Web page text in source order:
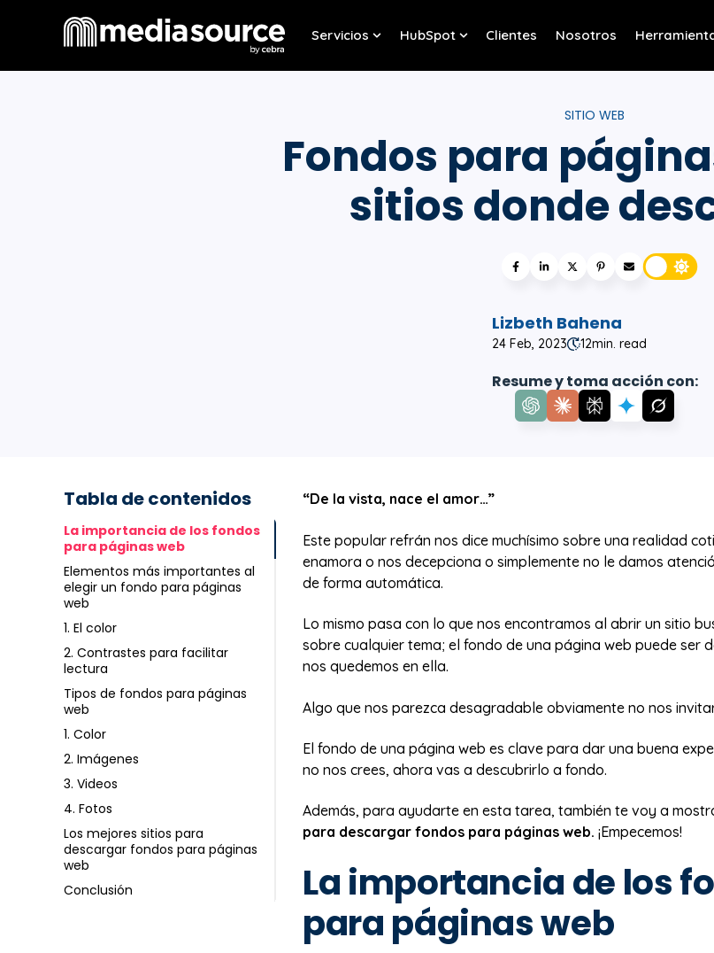
Servicios
Show submenu for Servicios
HubSpot
Show submenu for HubSpot
Clientes Nosotros
SITIO WEB
Fondos para
sitios donde
Lizbeth Bahena
24 Feb, 2023 12min. read
Resume y toma acción con:
Tabla de contenidos
La importancia de los fondos
para páginas web
Elementos más importantes al
elegir un fondo para páginas
web
1. El color
2. Contrastes para facilitar
lectura
Tipos de fondos para páginas
web
1. Color
2. Imágenes
3. Videos
4. Fotos
Los mejores sitios para
descargar fondos para páginas
web
Conclusión
“De la vista, nace el amor…”
Este popular refrán nos dice muchísimo sobre una realidad
enamora o nos decepciona o simplemente no le damos
de forma automática.
Lo mismo pasa con lo que nos encontramos al abrir un sitio
sobre cualquier tema; el fondo de una página web puede ser
nos quedemos en ella.
Algo que nos parezca desagradable obviamente no nos
El fondo de una página web es clave para dar una buena
no nos crees, ahora vas a descubrirlo a fondo.
Además, para ayudarte en esta tarea, también te voy a
para descargar fondos para páginas web. ¡Empecemos!
La importancia de los
para páginas web